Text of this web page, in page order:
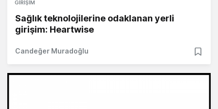
GIRIŞIM
Sağlık teknolojilerine odaklanan yerli
girişim: Heartwise
Candeğer Muradoğlu